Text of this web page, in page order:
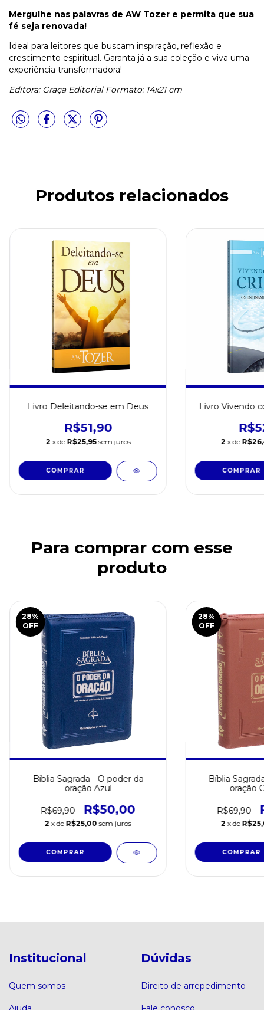
Mergulhe nas palavras de AW Tozer e permita que sua
fé seja renovada!
Ideal para leitores que buscam inspiração, reflexão e
crescimento espiritual. Garanta já a sua coleção e viva uma
experiência transformadora!
Editora: Graça Editorial Formato: 14x21 cm
Produtos relacionados
Livro Deleitando-se em Deus
R$51,90
2 x de R$25,95 sem juros
Livro Vivendo
2 x de
Para comprar com esse
produto
28%
OFF
Bíblia Sagrada - O poder da
oração Azul
R$69,90 R$50,00
2 x de R$25,00 sem juros
28%
OFF
Bíblia
oração
R$69,90
2 x de
Institucional
Quem somos
Dúvidas
Direito de arrepedimento